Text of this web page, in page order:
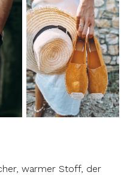
warmer Stoff, der